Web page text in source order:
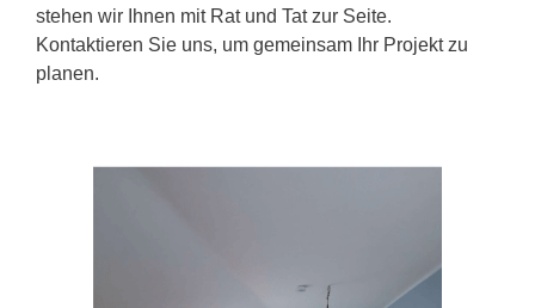
stehen wir Ihnen mit Rat und Tat zur Seite.
Kontaktieren Sie uns, um gemeinsam Ihr Projekt zu
planen.